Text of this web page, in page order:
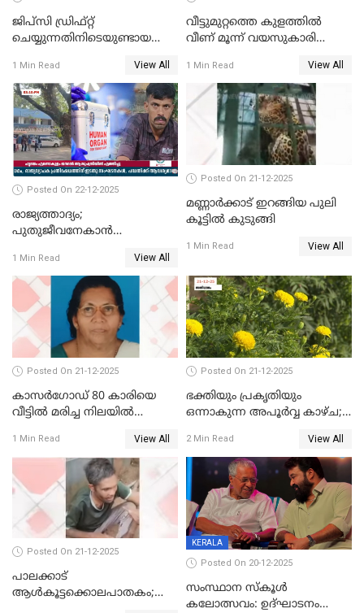
ജിപ്സി ഡ്രിഫ്റ്റ്
ചെയ്യുന്നതിനിടെയുണ്ടായ
ദാരുണാന്ത്യം; ജീപ്സി
ഓടിച്ചയാൾ അറസ്റ്റിൽ.
1 Min Read View All
വീട്ടുമുറ്റത്തെ കുളത്തിൽ
വീണ് മൂന്ന് വയസുകാരി
1 Min Read View All
Posted On 22-12-2025
രാജ്യത്താദ്യം;
പുതുജീവനേകാൻ
എറണാകുളം സർക്കാർ
ജനറൽ
ആശുപത്രിയിലെത്തിച്ചു
1 Min Read View All
Posted On 21-12-2025
മണ്ണാർക്കാട് ഇറങ്ങിയ പുലി
കൂട്ടിൽ കുടുങ്ങി
1 Min Read View All
Posted On 21-12-2025
കാസർഗോഡ് 80 കാരിയെ
വീട്ടിൽ മരിച്ച നിലയിൽ
1 Min Read View All
Posted On 21-12-2025
ഭക്തിയും പ്രകൃതിയും
ഒന്നാകുന്ന അപൂര്‍വ്വ കാഴ്ച;
കാഴ്ചാനുഭവമൊരുക്കി
ശബരീ നന്ദനം
2 Min Read View All
Posted On 21-12-2025
പാലക്കാട്‌
ആൾകൂട്ടക്കൊലപാതകം;
KERALA
Posted On 20-12-2025
സംസ്ഥാന സ്കൂൾ
കലോത്സവം: ഉദ്ഘാടനം